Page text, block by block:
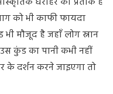
को भी काफी फायदा
मौजूद है जहाँ लोग स्नान
कुंड का पानी कभी नहीं
के दर्शन करने जाइएगा तो